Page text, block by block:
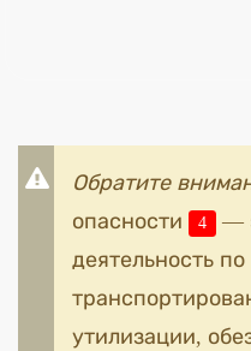
Обратите
опасности
4
—
деятельность по
утилизации,